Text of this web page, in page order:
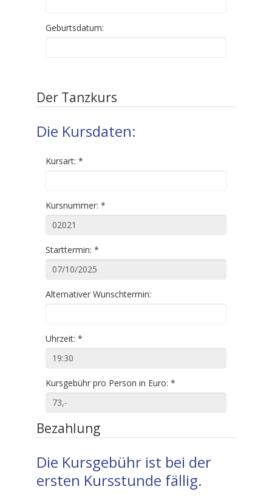
Geburtsdatum:
Der Tanzkurs
Die Kursdaten:
Kursart: *
Kursnummer: *
Starttermin: *
Alternativer Wunschtermin:
Uhrzeit: *
Kursgebühr pro Person in Euro: *
Bezahlung
Die Kursgebühr ist bei der
ersten Kursstunde fällig.